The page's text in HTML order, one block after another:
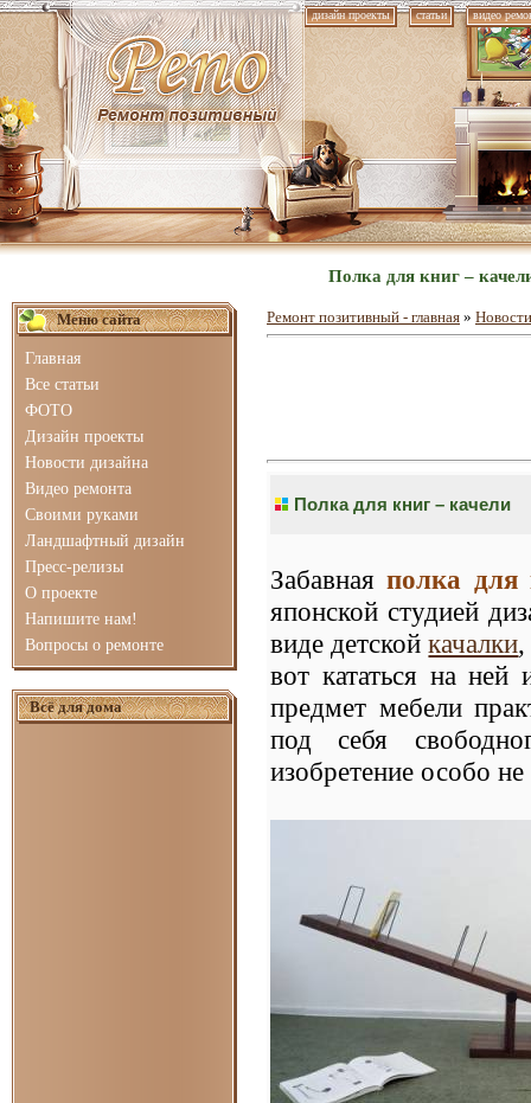
дизайн проекты статьи видео
Полка для книг –
Меню сайта
Главная
Все статьи
ФОТО
Дизайн проекты
Новости дизайна
Видео ремонта
Своими руками
Ландшафтный дизайн
Пресс-релизы
О проекте
Напишите нам!
Вопросы о ремонте
Всё для дома
Ремонт позитивный - главная »
Полка для книг – качели
Забавнаяполка для
японской студией
виде детскойкачалки
вот кататься на
предмет мебели
под себя
изобретение особо